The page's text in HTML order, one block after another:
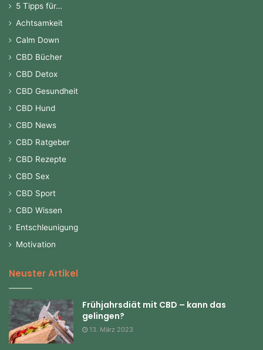
5 Tipps für…
Achtsamkeit
Calm Down
CBD Bücher
CBD Detox
CBD Gesundheit
CBD Hund
CBD News
CBD Ratgeber
CBD Rezepte
CBD Sex
CBD Sport
CBD Wissen
Entschleunigung
Motivation
Neuster Artikel
Frühjahrsdiät mit CBD – kann das
gelingen?
13. März 2023